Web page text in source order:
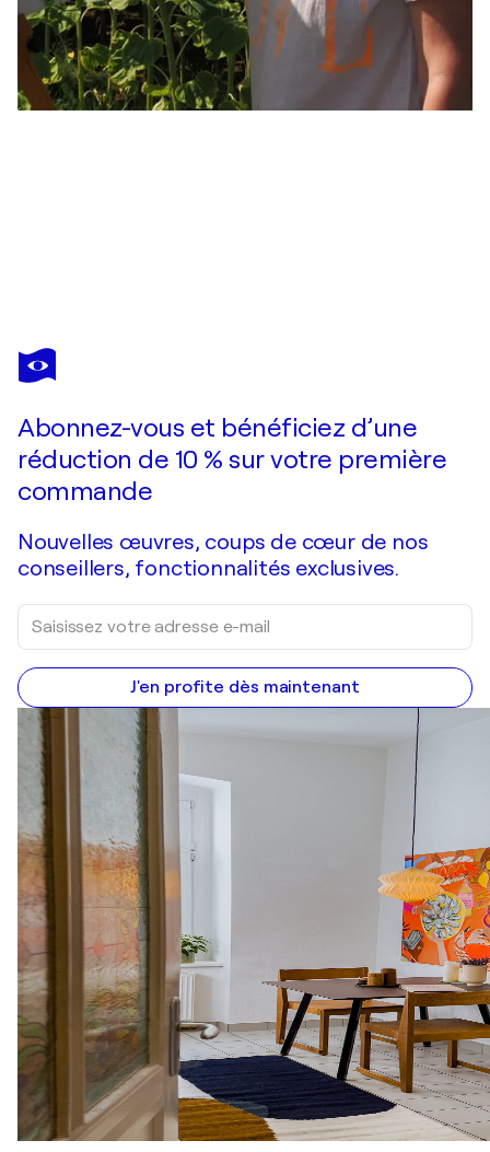
MIRIAM
MONTENEGRO
Je passe commande
Abonnez-vous et bénéficiez d’une
réduction de 10 % sur votre première
commande
Nouvelles œuvres, coups de cœur de nos
conseillers, fonctionnalités exclusives.
J'en profite dès maintenant